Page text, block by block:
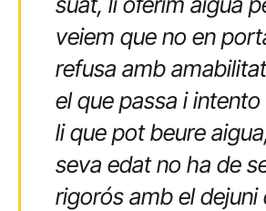
veiem que no en
refusa amb
el que passa i
li que pot beure
seva edat no ha de
rigorós amb el dejuni